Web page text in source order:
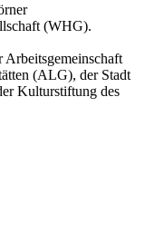
(WHG).
Arbeitsgemeinschaft
(ALG), der Stadt
Kulturstiftung des